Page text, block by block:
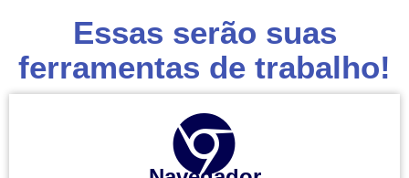
Essas serão suas
ferramentas de trabalho!